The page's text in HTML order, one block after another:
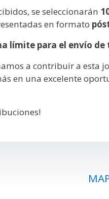
se seleccionarán
en formato
límite para el envío de
a contribuir a
en una excelente